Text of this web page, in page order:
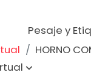
Pesaje y
HORNO